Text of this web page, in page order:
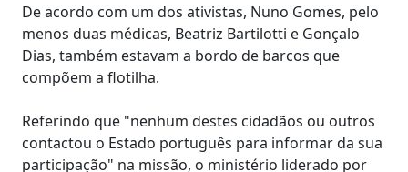
De acordo com um dos ativistas, Nuno Gomes, pelo
menos duas médicas, Beatriz Bartilotti e Gonçalo
Dias, também estavam a bordo de barcos que
compõem a flotilha.
Referindo que "nenhum destes cidadãos ou outros
contactou o Estado português para informar da sua
participação" na missão, o ministério liderado por